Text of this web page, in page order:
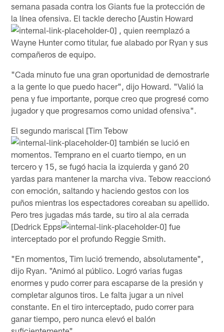
semana pasada contra los Giants fue la protección de
la línea ofensiva. El tackle derecho [Austin Howard
, quien reemplazó a
Wayne Hunter como titular, fue alabado por Ryan y sus
compañeros de equipo.
"Cada minuto fue una gran oportunidad de demostrarle
a la gente lo que puedo hacer", dijo Howard. "Valió la
pena y fue importante, porque creo que progresé como
jugador y que progresamos como unidad ofensiva".
El segundo mariscal [Tim Tebow
también se lució en
momentos. Temprano en el cuarto tiempo, en un
tercero y 15, se fugó hacia la izquierda y ganó 20
yardas para mantener la marcha viva. Tebow reaccionó
con emoción, saltando y haciendo gestos con los
puños mientras los espectadores coreaban su apellido.
Pero tres jugadas más tarde, su tiro al ala cerrada
[Dedrick Epps
fue
interceptado por el profundo Reggie Smith.
"En momentos, Tim lució tremendo, absolutamente",
dijo Ryan. "Animó al público. Logró varias fugas
enormes y pudo correr para escaparse de la presión y
completar algunos tiros. Le falta jugar a un nivel
constante. En el tiro interceptado, pudo correr para
ganar tiempo, pero nunca elevó el balón